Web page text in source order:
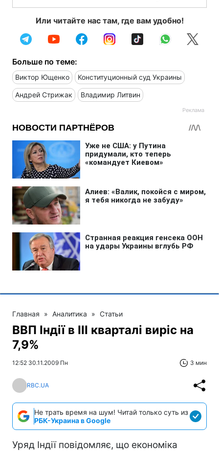
Или читайте нас там, где вам удобно!
Больше по теме:
Виктор Ющенко Конституционный суд Украины
Андрей Стрижак Владимир Литвин
Главная » Аналитика » Статьи
ВВП Індії в ІІІ кварталі виріс на
7,9%
12:52 30.11.2009 Пн 3 мин
RBC.UA
Не трать время на шум! Читай только суть из
РБК-Украина в Google
Уряд Індії повідомляє, що економіка